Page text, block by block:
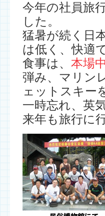
今年の社員旅
した。
猛暑が続く日
は低く、快適
食事は、 本場
弾み、マリン
ェットスキー
一時忘れ、英
来年も旅行に